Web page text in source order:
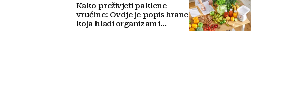
Kako preživjeti paklene
vrućine: Ovdje je popis hrane
koja hladi organizam i